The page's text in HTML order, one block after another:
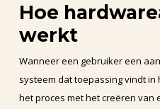
Hoe
werkt
Wanneer een gebruiker een
systeem dat toepassing vindt
het proces met het creëren van